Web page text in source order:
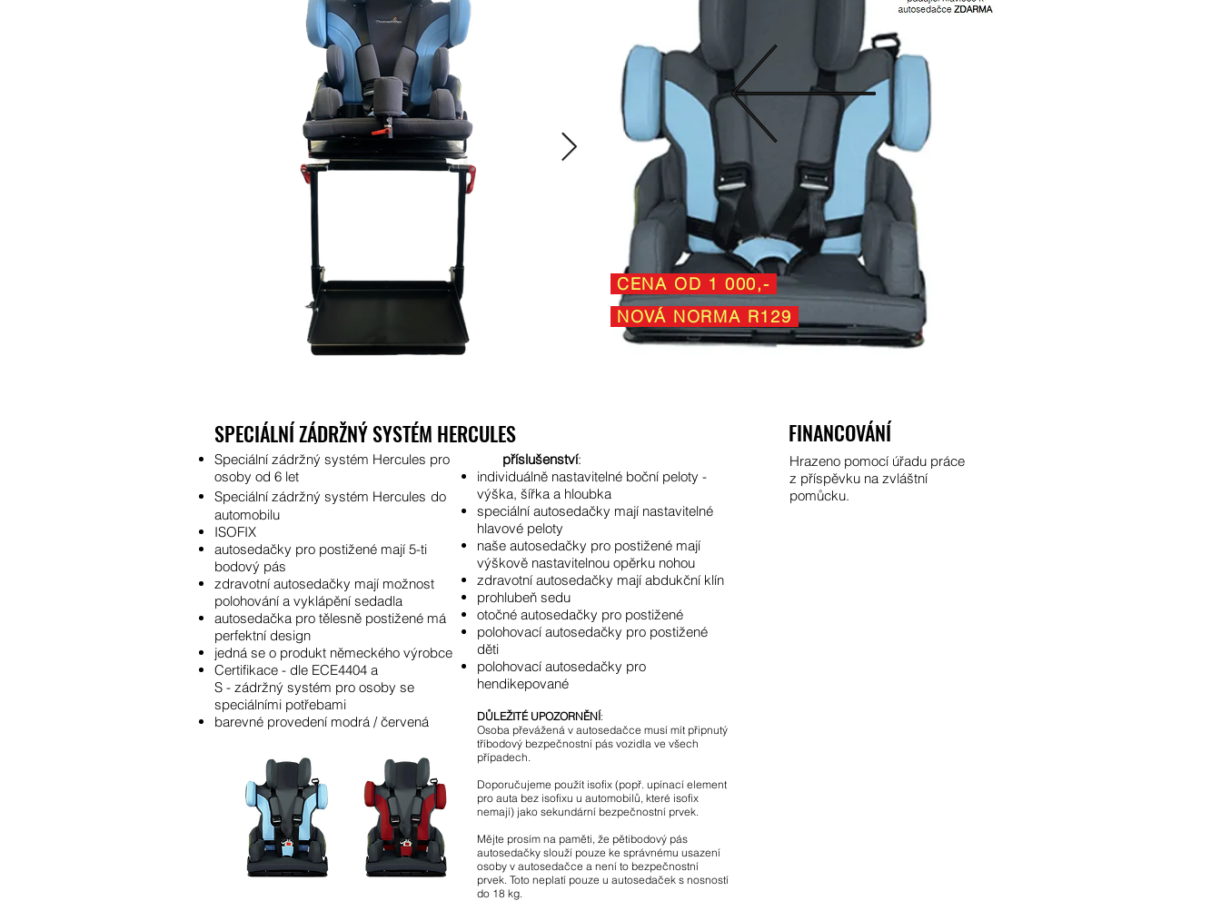
CENA OD 1 000,-
NOVÁ NORMA R129
​SPECIÁLNÍ ZÁDRŽNÝ SYSTÉM HERCULES​
Speciální zádržný systém Hercules pro
osoby od 6 let
Speciální zádržný systém Hercules do
automobilu
ISOFIX
autosedačky pro postižené mají 5-ti
bodový pás
zdravotní autosedačky mají možnost
polohování a vyklápění sedadla
autosedačka pro tělesně postižené má
perfektní design
jedná se o produkt německého výrobce
Certifikace - dle ECE4404 a
S - zádržný systém pro osoby se
speciálními potřebami
barevné provedení modrá / červená
příslušenství:
individuálně nastavitelné boční peloty -
výška, šířka a hloubka
speciální autosedačky mají nastavitelné
hlavové peloty
naše autosedačky pro postižené mají
výškově nastavitelnou opěrku nohou
zdravotní autosedačky mají abdukční klín
prohlubeň sedu
otočné autosedačky pro postižené
polohovací autosedačky pro postižené
děti
polohovací autosedačky pro
hendikepované
DŮLEŽITÉ UPOZORNĚNÍ:
Osoba převážená v autosedačce musí mít připnutý
tříbodový bezpečnostní pás vozidla ve všech
případech.
Doporučujeme použít isofix (popř. upínací element
pro auta bez isofixu u automobilů, které isofix
nemají) jako sekundární bezpečnostní prvek.
Mějte prosím na paměti, že pětibodový pás
autosedačky slouží pouze ke správnému usazení
osoby v autosedačce a není to bezpečnostní
prvek. Toto neplatí pouze u autosedaček s nosností
do 18 kg.
FINANCOVÁNÍ
Hrazeno pomocí úřadu práce
z příspěvku na zvláštní
pomůcku.